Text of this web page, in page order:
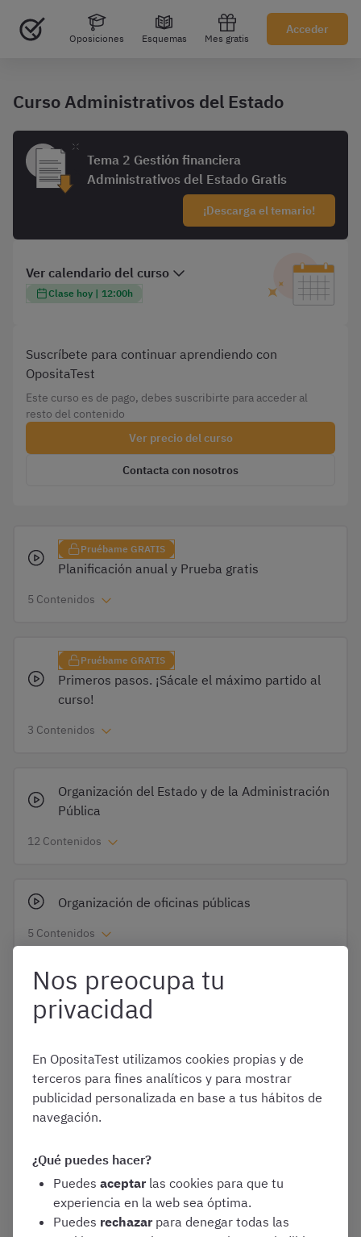
Oposiciones Esquemas Mes gratis
Acceder
Curso Administrativos del Estado
Tema 2 Gestión financiera
Administrativos del Estado Gratis
Suscríbete para continuar aprendiendo con
OpositaTest
Este curso es de pago, debes suscribirte para acceder al
resto del contenido
Planificación anual y Prueba gratis
5 Contenidos
Primeros pasos. ¡Sácale el máximo partido al
curso!
3 Contenidos
Organización del Estado y de la Administración
Pública
12 Contenidos
Organización de oficinas públicas
5 Contenidos
Derecho administrativo general
8 Contenidos
Gestión de personal
10 Contenidos
Gestión Financiera
7 Contenidos
Nos preocupa tu
privacidad
En OpositaTest utilizamos cookies propias y de
terceros para fines analíticos y para mostrar
publicidad personalizada en base a tus hábitos de
navegación.
¿Qué puedes hacer?
Puedes aceptar las cookies para que tu
experiencia en la web sea óptima.
Puedes rechazar para denegar todas las